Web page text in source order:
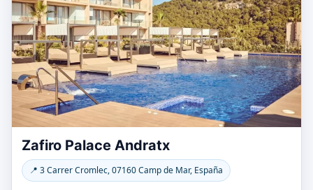
Zafiro Palace Andratx
📍 3 Carrer Cromlec, 07160 Camp de Mar, España